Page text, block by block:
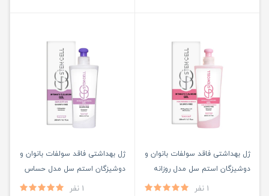
ژل بهداشتی فاقد سولفات بانوان و
دوشیزگان استم سل مدل روزانه
1 نفر
ژل بهداشتی فاقد سولفات بانوان و
دوشیزگان استم سل مدل حساس
1 نفر